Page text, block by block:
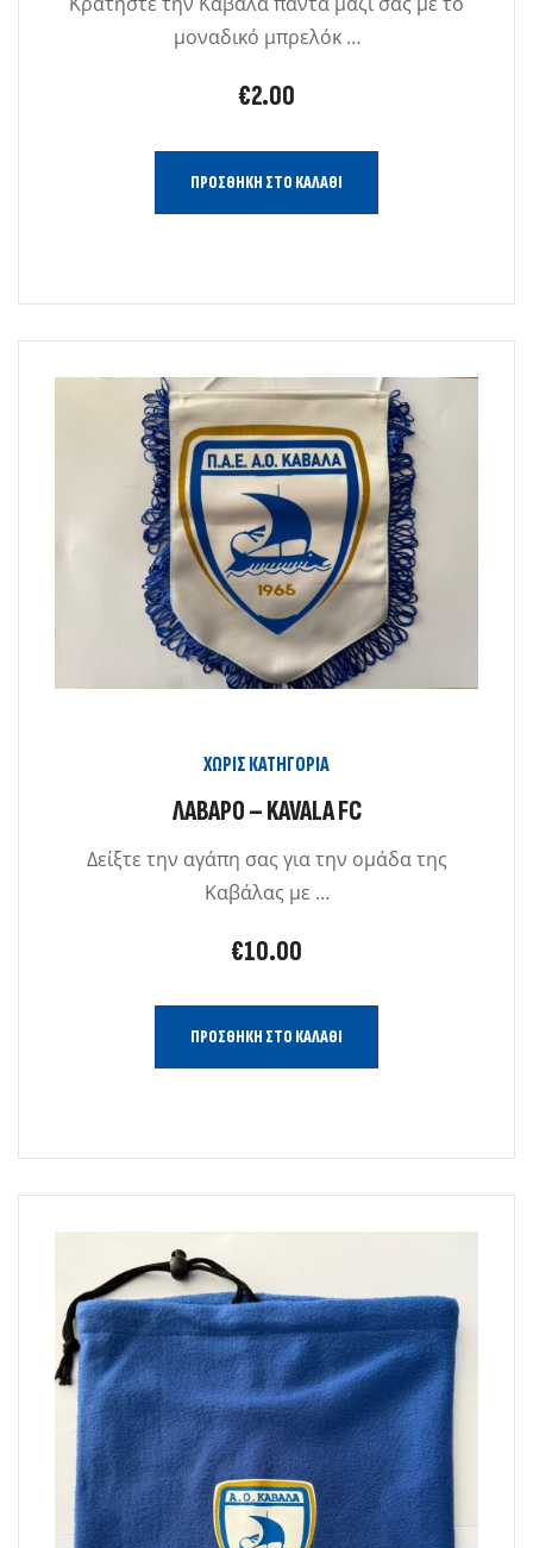
μοναδικό μπρελόκ …
€2.00
ΠΡΟΣΘΉΚΗ ΣΤΟ ΚΑΛΆΘΙ
ΧΩΡΊΣ ΚΑΤΗΓΟΡΊΑ
ΛΑΒΑΡΟ – KAVALA FC
Δείξτε την αγάπη σας για την ομάδα της
Καβάλας με …
€10.00
ΠΡΟΣΘΉΚΗ ΣΤΟ ΚΑΛΆΘΙ